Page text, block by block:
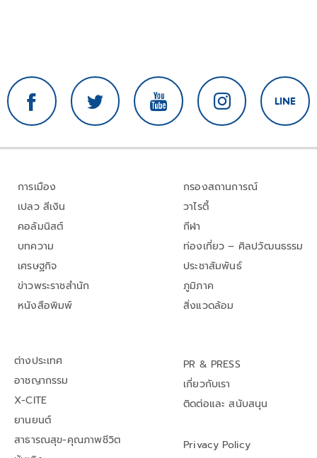
การเมือง
เปลว สีเงิน
คอลัมนิสต์
บทความ
เศรษฐกิจ
ข่าวพระราชสำนัก
หนังสือพิมพ์
กรองสถานการณ์
วาไรตี้
กีฬา
ท่องเที่ยว – ศิลปวัฒนธรรม
ประชาสัมพันธ์
ภูมิภาค
สิ่งแวดล้อม
ต่างประเทศ
อาชญากรรม
X-CITE
ยานยนต์
สาธารณสุข-คุณภาพชีวิต
PR & PRESS
เกี่ยวกับเรา
ติดต่อและ สนับสนุน
Privacy Policy